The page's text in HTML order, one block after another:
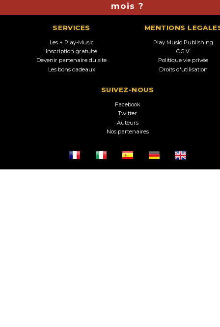
mois ?
SERVICES
Les + Play-Music
Inscription gratuite
Devenir partenaire du site
Les bons cadeaux
MENTIONS
Play Music Publishing
C.G.V.
Politique vie privée
Droits d'utilisation
SUIVEZ-NOUS
Facebook
Twitter
Auteurs
Nos partenaires